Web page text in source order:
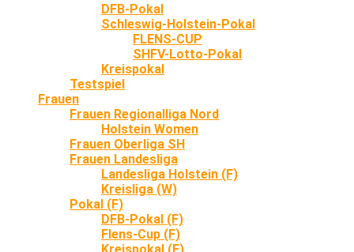
DFB-Pokal
Schleswig-Holstein-Pokal
FLENS-CUP
SHFV-Lotto-Pokal
Kreispokal
Testspiel
Frauen
Frauen Regionalliga Nord
Holstein Women
Frauen Oberliga SH
Frauen Landesliga
Landesliga Holstein (F)
Kreisliga (W)
Pokal (F)
DFB-Pokal (F)
Flens-Cup (F)
Kreispokal (F)